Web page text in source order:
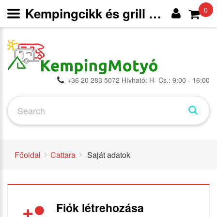
+36 20 283 5072 Hívható: H- Cs.: 9:00 - 16:00
0
Főoldal Cattara Saját adatok
Fiók létrehozása
Kempingcikk és grill webáruház